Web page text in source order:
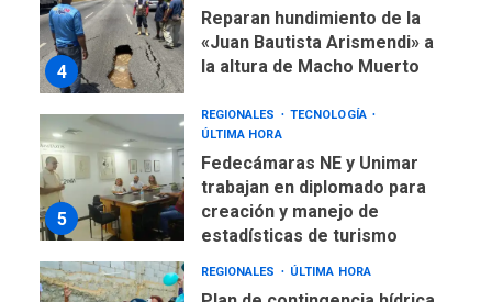
4
Reparan hundimiento de la
«Juan Bautista Arismendi» a
la altura de Macho Muerto
5
REGIONALES
TECNOLOGÍA
ÚLTIMA HORA
Fedecámaras NE y Unimar
trabajan en diplomado para
creación y manejo de
estadísticas de turismo
REGIONALES ÚLTIMA HORA